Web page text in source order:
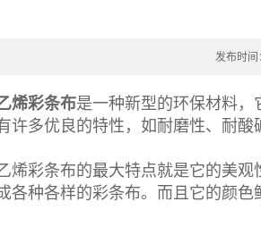
发布时
烯彩条布是一种新型的环保材料，
许多优良的特性，如耐磨性、耐酸
烯彩条布的最大特点就是它的美
各种各样的彩条布。而且它的颜色